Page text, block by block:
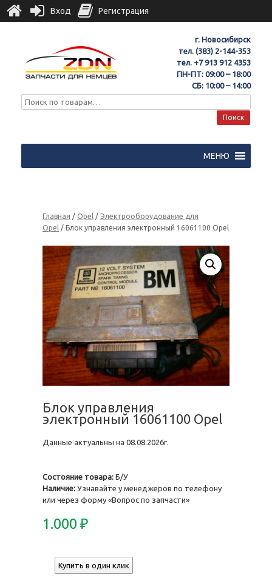
г. Новосибирск
тел. (383) 2-144-353
тел. +7 913 912 4353
ПН-ПТ: 09:00 – 18:00
СБ: 10:00 – 14:00
Поиск
МЕНЮ
Главная / Opel / Электрооборудование для
Opel / Блок управления электронный 16061100 Opel
Блок управления
электронный 16061100 Opel
Данные актуальны на 08.08.2026г.
Состояние товара: Б/У
Наличие: Узнавайте у менеджеров по телефону
или через форму «Вопрос по запчасти»
1.000 ₽
Купить в один клик
Вход Регистрация